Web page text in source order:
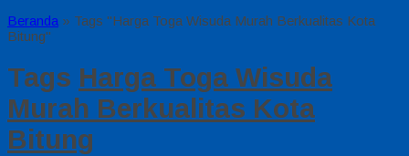
Beranda » Tags "Harga Toga Wisuda Murah Berkualitas Kota
Bitung"
Tags Harga Toga Wisuda
Murah Berkualitas Kota
Bitung